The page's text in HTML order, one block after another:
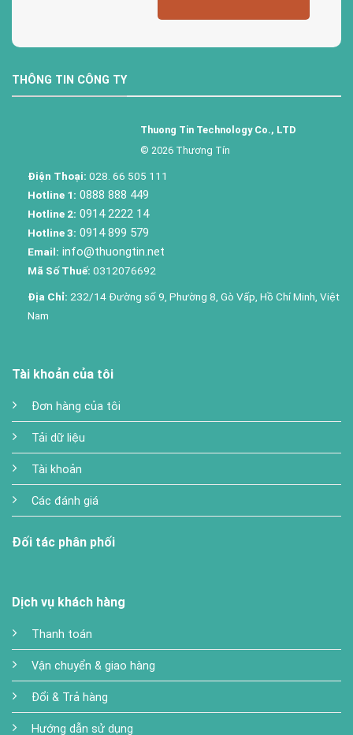
THÔNG TIN CÔNG TY
Thuong Tin Technology Co., LTD
© 2026 Thương Tín
Điện Thoại: 028. 66 505 111
Hotline 1: 0888 888 449
Hotline 2: 0914 2222 14
Hotline 3: 0914 899 579
Email: info@thuongtin.net
Mã Số Thuế: 0312076692
Địa Chỉ: 232/14 Đường số 9, Phường 8, Gò Vấp, Hồ Chí Minh, Việt
Nam
Tài khoản của tôi
Đơn hàng của tôi
Tải dữ liệu
Tài khoản
Các đánh giá
Đối tác phân phối
Dịch vụ khách hàng
Thanh toán
Vận chuyển & giao hàng
Đổi & Trả hàng
Hướng dẫn sử dụng